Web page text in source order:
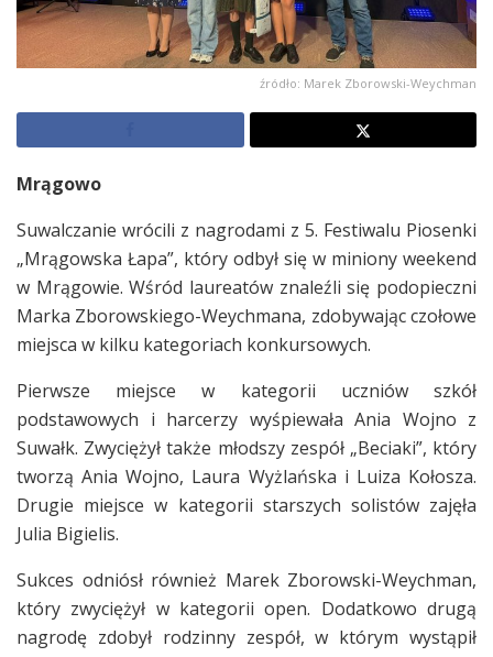
źródło: Marek Zborowski-Weychman
Mrągowo
Suwalczanie wrócili z nagrodami z 5. Festiwalu Piosenki
„Mrągowska Łapa”, który odbył się w miniony weekend
w Mrągowie. Wśród laureatów znaleźli się podopieczni
Marka Zborowskiego-Weychmana, zdobywając czołowe
miejsca w kilku kategoriach konkursowych.
Pierwsze miejsce w kategorii uczniów szkół
podstawowych i harcerzy wyśpiewała Ania Wojno z
Suwałk. Zwyciężył także młodszy zespół „Beciaki”, który
tworzą Ania Wojno, Laura Wyżlańska i Luiza Kołosza.
Drugie miejsce w kategorii starszych solistów zajęła
Julia Bigielis.
Sukces odniósł również Marek Zborowski-Weychman,
który zwyciężył w kategorii open. Dodatkowo drugą
nagrodę zdobył rodzinny zespół, w którym wystąpił